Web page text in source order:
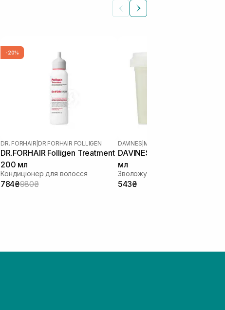
-20%
DR. FORHAIR DR.FORHAIR FOLLIGEN
DR.FORHAIR Folligen Treatment
200 мл
Кондиціонер для волосся
784₴980₴
DAVINES MOMO
DAVINES Momo Conditioner
мл
543₴